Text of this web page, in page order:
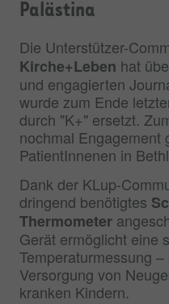
Palästina
Die Unterstützer-
Kirche+Leben hat
und engagierten
wurde zum Ende
durch "K+" ersetzt.
nochmal Engagement
PatientInnenen in
Dank der KLup-
dringend benötigtes
Thermometer
Gerät ermöglicht eine
Temperaturmessung
Versorgung von
kranken Kindern.